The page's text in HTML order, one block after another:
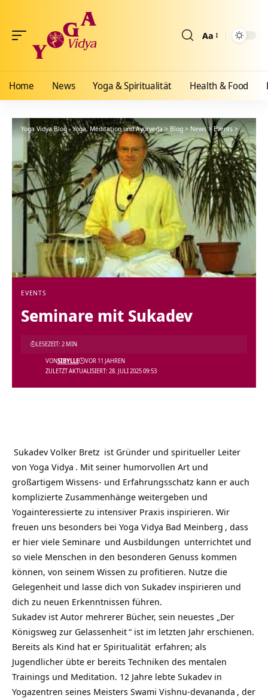
Aa
Home News Yoga & Spiritualität Health & Food
Yoga Vidya Blog - Yoga, Meditation und Ayurveda >Blog>News>Events>
EVENTS
Seminare mit Sukadev
ZULETZT AKTUALISIERT: 28. JULI 2025 09:53
VONSIBYLLE VOR 11 JAHREN
LESEZEIT: 2 MIN
Sukadev Volker Bretz ist Gründer und spiritueller Leiter
von Yoga Vidya . Mit seiner humorvollen Art und
großartigem Wissens- und Erfahrungsschatz kann er auch
komplizierte Zusammenhänge weitergeben und
Yogainteressierte zu intensiver Praxis inspirieren. Wir
freuen uns besonders bei Yoga Vidya Bad Meinberg , dass
er hier viele Seminare und Ausbildungen unterrichtet und
so viele Menschen in den besonderen Genuss kommen
können, von seinem Wissen zu profitieren. Nutze die
Gelegenheit und lasse dich von Sukadev inspirieren und
dich zu neuen Erkenntnissen führen.
Sukadev ist Autor mehrerer Bücher, sein neuestes „ Der
Königsweg zur Gelassenheit“ ist im letzten Jahr erschienen.
Bereits als Kind hat er Spiritualität erfahren; als
Jugendlicher übte er bereits Techniken des mentalen
Trainings und Meditation. 12 Jahre lebte Sukadev in
Yogazentren seines Meisters Swami Vishnu-devananda , der